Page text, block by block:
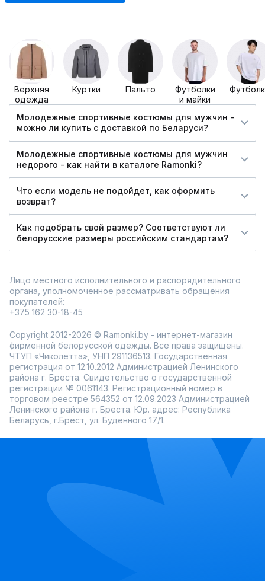
Верхняя
одежда
Куртки Пальто
Футболки
и майки
Молодежные спортивные костюмы для мужчин -
можно ли купить c доставкой по Беларуси?
Молодежные спортивные костюмы для мужчин
недорого - как найти в каталоге Ramonki?
Что если модель не подойдет, как оформить
возврат?
Как подобрать свой размер? Соответствуют ли
белорусские размеры российским стандартам?
Лицо местного исполнительного и распорядительного
органа, уполномоченное рассматривать обращения
покупателей:
+375 162 30-18-45
Copyright 2012-2026 © Ramonki.by - интернет-магазин
фирменной белорусской одежды. Все права защищены.
ЧТУП «Чиколетта», УНП 291136513. Государственная
регистрация от 12.10.2012 Администрацией Ленинского
района г. Бреста. Свидетельство о государственной
регистрации № 0061143. Регистрационный номер в
торговом реестре 564352 от 12.09.2023 Администрацией
Ленинского района г. Бреста. Юр. адрес: Республика
Беларусь, г.Брест, ул. Буденного 17/1.